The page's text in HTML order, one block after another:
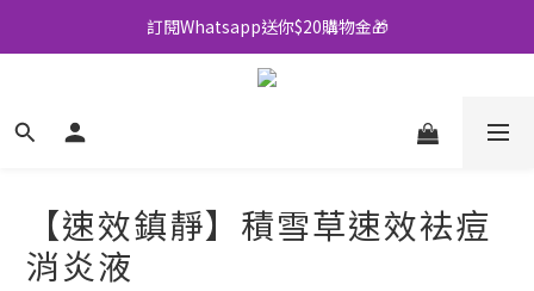
全店買滿$500即享包郵💜
訂閱Whatsapp送你$20購物金🎁
全店買滿$500即享包郵💜
【速效鎮靜】積雪草速效袪痘
消炎液